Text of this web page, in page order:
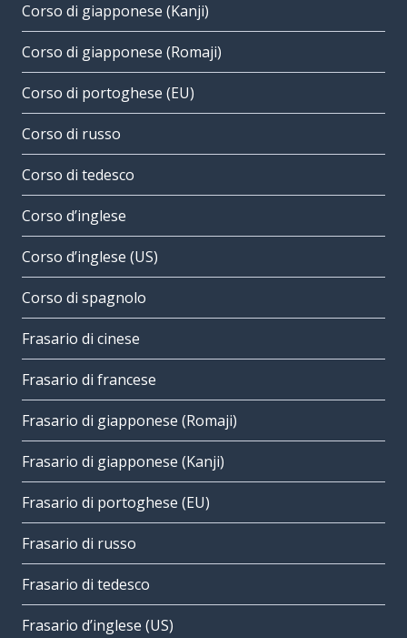
Corso di giapponese (Kanji)
Corso di giapponese (Romaji)
Corso di portoghese (EU)
Corso di russo
Corso di tedesco
Corso d’inglese
Corso d’inglese (US)
Corso di spagnolo
Frasario di cinese
Frasario di francese
Frasario di giapponese (Romaji)
Frasario di giapponese (Kanji)
Frasario di portoghese (EU)
Frasario di russo
Frasario di tedesco
Frasario d’inglese (US)